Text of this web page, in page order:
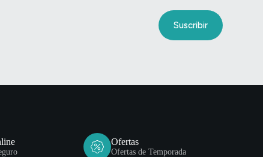
Ofertas
Ofertas de Temporada